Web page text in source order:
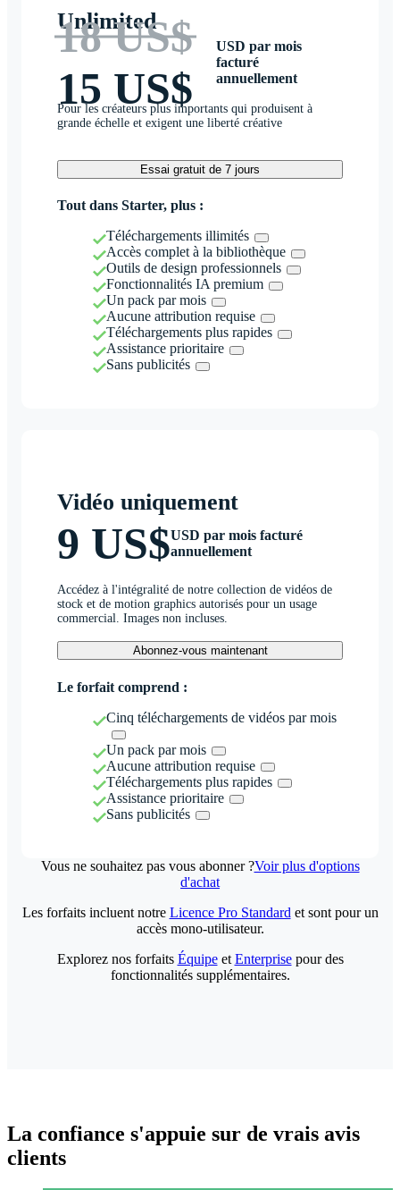
Unlimited
18 US$
15 US$
USD par mois
facturé
annuellement
Pour les créateurs plus importants qui produisent à
grande échelle et exigent une liberté créative
Essai gratuit de 7 jours
Tout dans Starter, plus :
Téléchargements illimités
Accès complet à la bibliothèque
Outils de design professionnels
Fonctionnalités IA premium
Un pack par mois
Aucune attribution requise
Téléchargements plus rapides
Assistance prioritaire
Sans publicités
Vidéo uniquement
9 US$USD par mois facturé
annuellement
Accédez à l'intégralité de notre collection de vidéos de
stock et de motion graphics autorisés pour un usage
commercial. Images non incluses.
Abonnez-vous maintenant
Le forfait comprend :
Cinq téléchargements de vidéos par mois
Un pack par mois
Aucune attribution requise
Téléchargements plus rapides
Assistance prioritaire
Sans publicités
Vous ne souhaitez pas vous abonner ?Voir plus d'options
d'achat
Les forfaits incluent notre Licence Pro Standard et sont pour un
accès mono-utilisateur.
Explorez nos forfaits Équipeet Enterprisepour des
fonctionnalités supplémentaires.
La confiance s'appuie sur de vrais avis
clients